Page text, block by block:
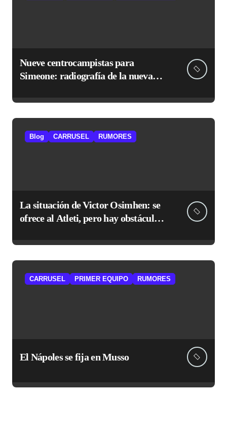
Nueve centrocampistas para
Simeone: radiografía de la nueva
Blog CARRUSEL RUMORES
La situación de Victor Osimhen: se
ofrece al Atleti, pero hay obstáculos
CARRUSEL PRIMER EQUIPO RUMORES
El Nápoles se fija en Musso